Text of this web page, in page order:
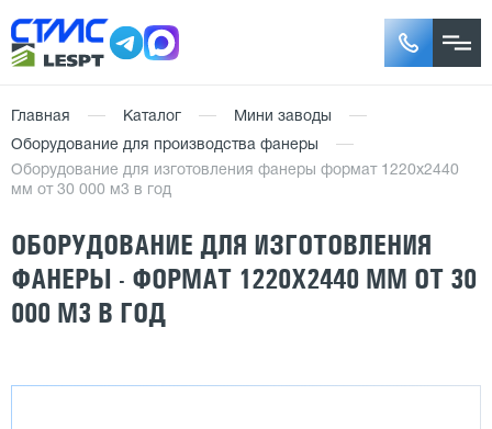
Главная Каталог
Мини заводы
Оборудование для производства фанеры
Оборудование для изготовления фанеры формат 1220х2440
мм от 30 000 м3 в год
ОБОРУДОВАНИЕ ДЛЯ ИЗГОТОВЛЕНИЯ
ФАНЕРЫ - ФОРМАТ 1220Х2440 ММ ОТ 30
000 М3 В ГОД